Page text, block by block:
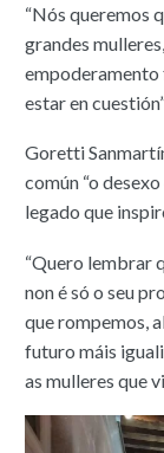
“Nós queremos
grandes
empoderamento
estar en
Goretti
común “o
legado que
“Quero lembrar
non é só o seu
que rompemos,
futuro máis
as mulleres que